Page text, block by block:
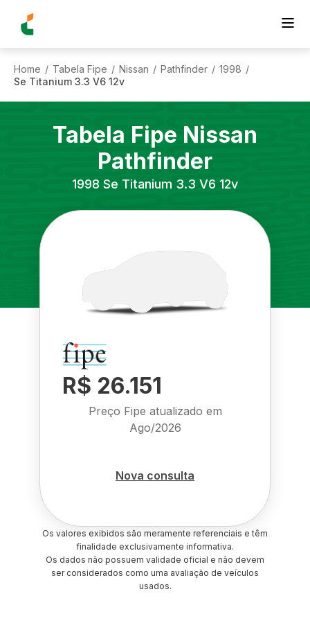
Home / Tabela Fipe / Nissan / Pathfinder / 1998 /
Se Titanium 3.3 V6 12v
Tabela Fipe Nissan
Pathfinder
1998 Se Titanium 3.3 V6 12v
R$ 26.151
Preço Fipe atualizado em
Ago/2026
Nova consulta
Os valores exibidos são meramente referenciais e têm
finalidade exclusivamente informativa.
Os dados não possuem validade oficial e não devem
ser considerados como uma avaliação de veículos
usados.